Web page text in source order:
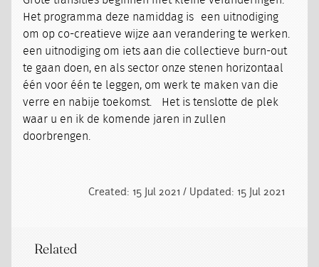
Het programma deze namiddag is een uitnodiging
om op co-creatieve wijze aan verandering te werken.
een uitnodiging om iets aan die collectieve burn-out
te gaan doen, en als sector onze stenen horizontaal
één voor één te leggen, om werk te maken van die
verre en nabije toekomst. Het is tenslotte de plek
waar u en ik de komende jaren in zullen
doorbrengen.
Created: 15 Jul 2021 / Updated: 15 Jul 2021
Related